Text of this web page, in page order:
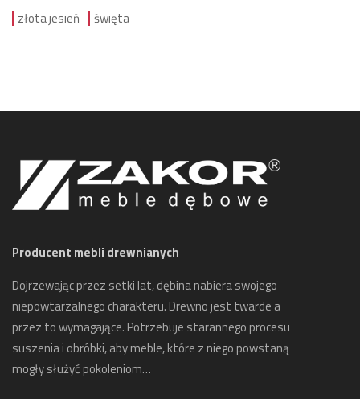
złota jesień
święta
Producent mebli drewnianych
Dojrzewając przez setki lat, dębina nabiera swojego
niepowtarzalnego charakteru. Drewno jest twarde a
przez to wymagające. Potrzebuje starannego procesu
suszenia i obróbki, aby meble, które z niego powstaną
mogły służyć pokoleniom…